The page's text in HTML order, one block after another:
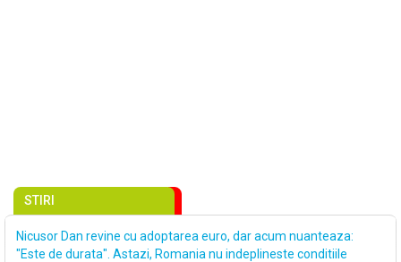
STIRI
Nicusor Dan revine cu adoptarea euro, dar acum nuanteaza:
"Este de durata". Astazi, Romania nu indeplineste conditiile